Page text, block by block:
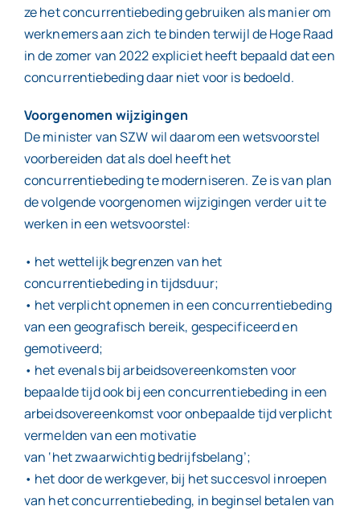
ze het concurrentiebeding gebruiken als manier om
werknemers aan zich te binden terwijl de Hoge Raad
in de zomer van 2022 expliciet heeft bepaald dat een
concurrentiebeding daar niet voor is bedoeld.
Voorgenomen wijzigingen
De minister van SZW wil daarom een wetsvoorstel
voorbereiden dat als doel heeft het
concurrentiebeding te moderniseren. Ze is van plan
de volgende voorgenomen wijzigingen verder uit te
werken in een wetsvoorstel:
• het wettelijk begrenzen van het
concurrentiebeding in tijdsduur;
• het verplicht opnemen in een concurrentiebeding
van een geografisch bereik, gespecificeerd en
gemotiveerd;
• het evenals bij arbeidsovereenkomsten voor
bepaalde tijd ook bij een concurrentiebeding in een
arbeidsovereenkomst voor onbepaalde tijd verplicht
vermelden van een motivatie
van ‘het zwaarwichtig bedrijfsbelang’;
• het door de werkgever, bij het succesvol inroepen
van het concurrentiebeding, in beginsel betalen van